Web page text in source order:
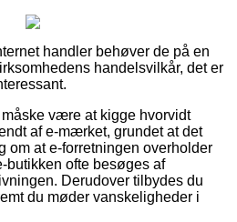
handler behøver de på en
handelsvilkår, det er
være at kigge hvorvidt
af e-mærket, grundet at det
om at e-forretningen overholder
butikken ofte besøges af
Derudover tilbydes du
du møder vanskeligheder i